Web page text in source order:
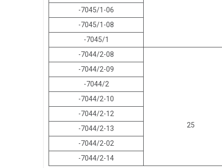
-7045/1-06
-7045/1-08
-7045/1
-7044/2-08
25
-7044/2-09
-7044/2
-7044/2-10
-7044/2-12
-7044/2-13
-7044/2-02
-7044/2-14